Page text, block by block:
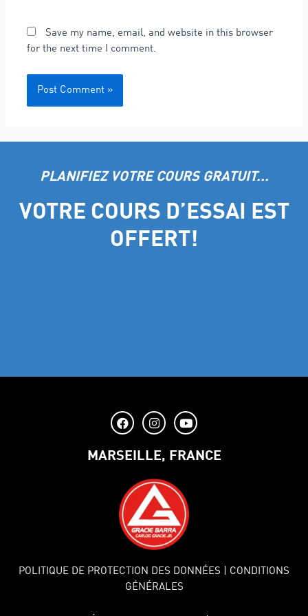
Save my name, email, and website in this browser
for the next time I comment.
PLANIFIEZ VOTRE COURS GRATUIT...
VOTRE COURS D’ESSAI EST
OFFERT!
MARSEILLE, FRANCE
POLITIQUE DE PROTECTION DES DONNÉES
| CONDITIONS
GÉNÉRALES